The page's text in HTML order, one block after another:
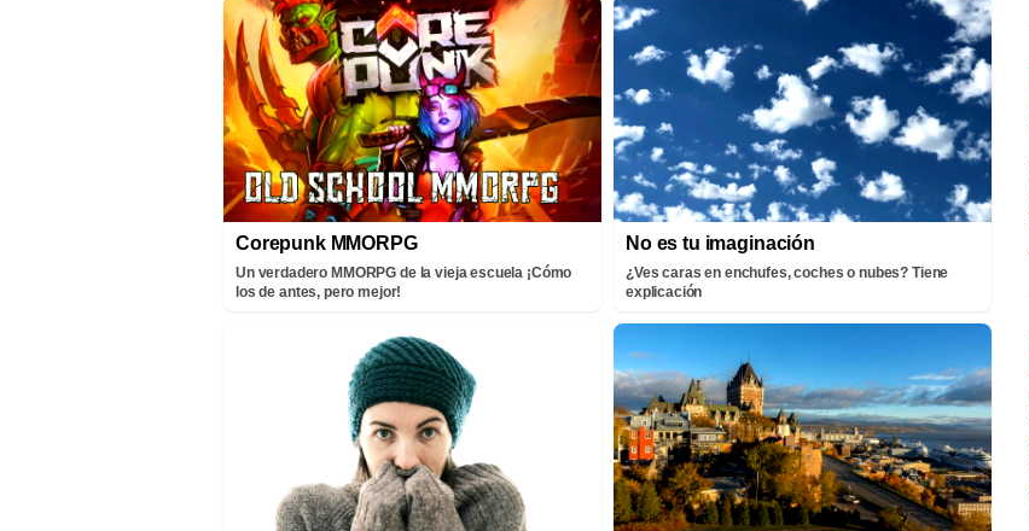
Corepunk MMORPG
Un verdadero MMORPG de la vieja escuela ¡Cómo
los de antes, pero mejor!
No es tu imaginación
¿Ves caras en enchufes, coches o nubes? Tiene
explicación